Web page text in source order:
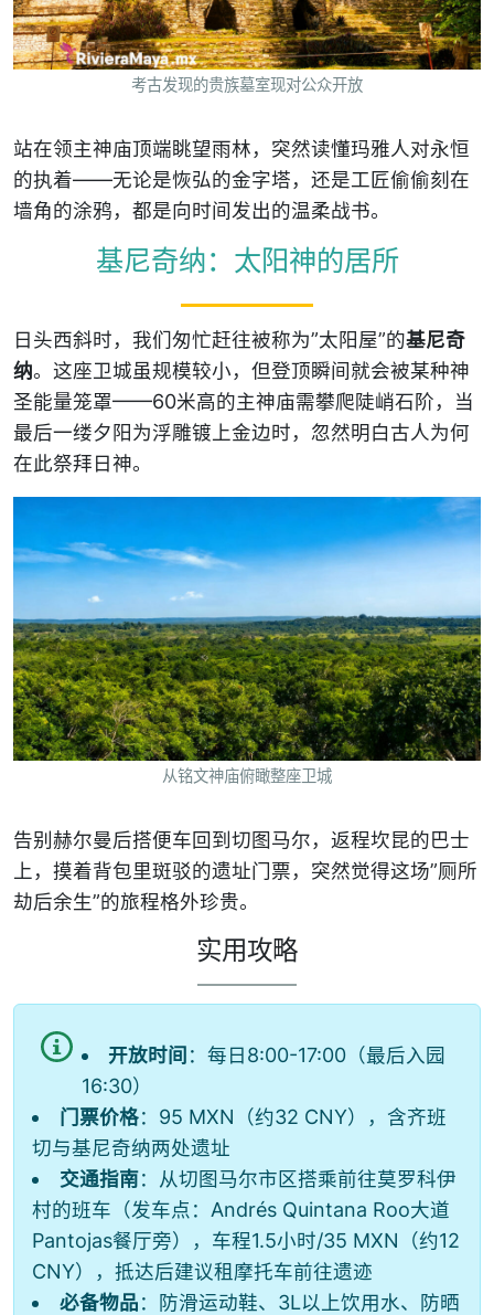
考古发现的贵族墓室现对公众开放
站在领主神庙顶端眺望雨林，突然读懂玛雅人对永恒
的执着——无论是恢弘的金字塔，还是工匠偷偷刻在
墙角的涂鸦，都是向时间发出的温柔战书。
基尼奇纳：太阳神的居所
日头西斜时，我们匆忙赶往被称为”太阳屋”的基尼奇
纳。这座卫城虽规模较小，但登顶瞬间就会被某种神
圣能量笼罩——60米高的主神庙需攀爬陡峭石阶，当
最后一缕夕阳为浮雕镀上金边时，忽然明白古人为何
在此祭拜日神。
从铭文神庙俯瞰整座卫城
告别赫尔曼后搭便车回到切图马尔，返程坎昆的巴士
上，摸着背包里斑驳的遗址门票，突然觉得这场”厕所
劫后余生”的旅程格外珍贵。
实用攻略
开放时间：每日8:00-17:00（最后入园
16:30）
门票价格：95 MXN（约32 CNY），含齐班
切与基尼奇纳两处遗址
交通指南：从切图马尔市区搭乘前往莫罗科伊
村的班车（发车点：Andrés Quintana Roo大道
Pantojas餐厅旁），车程1.5小时/35 MXN（约12
CNY），抵达后建议租摩托车前往遗迹
必备物品：防滑运动鞋、3L以上饮用水、防晒